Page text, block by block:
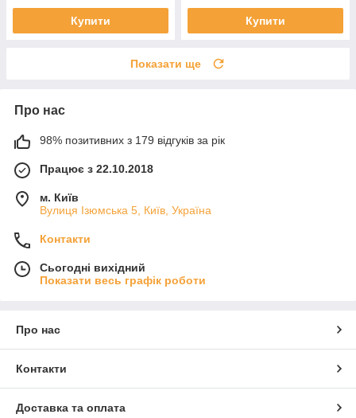
Купити Купити
Показати ще
Про нас
98% позитивних з 179 відгуків за рік
Працює з 22.10.2018
м. Київ
Вулиця Ізюмська 5, Київ, Україна
Контакти
Сьогодні вихідний
Показати весь графік роботи
Про нас
Контакти
Доставка та оплата